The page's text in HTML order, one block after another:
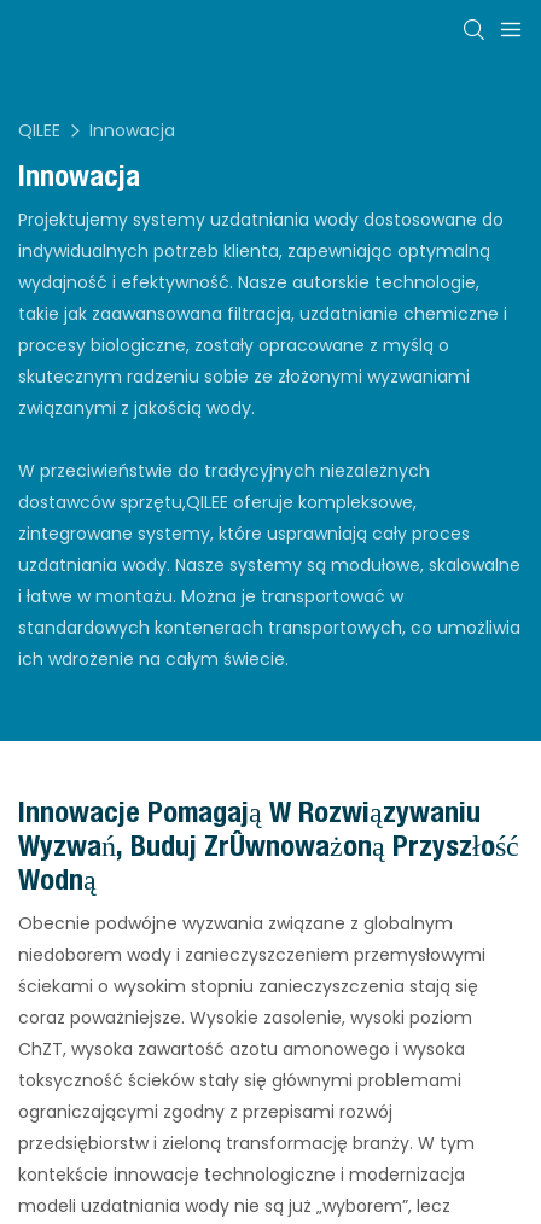
QILEE Innowacja
Innowacja
Projektujemy systemy uzdatniania wody dostosowane do
indywidualnych potrzeb klienta, zapewniając optymalną
wydajność i efektywność. Nasze autorskie technologie,
takie jak zaawansowana filtracja, uzdatnianie chemiczne i
procesy biologiczne, zostały opracowane z myślą o
skutecznym radzeniu sobie ze złożonymi wyzwaniami
związanymi z jakością wody.
W przeciwieństwie do tradycyjnych niezależnych
dostawców sprzętu,QILEE oferuje kompleksowe,
zintegrowane systemy, które usprawniają cały proces
uzdatniania wody. Nasze systemy są modułowe, skalowalne
i łatwe w montażu. Można je transportować w
standardowych kontenerach transportowych, co umożliwia
ich wdrożenie na całym świecie.
Innowacje Pomagają W Rozwiązywaniu
Wyzwań, Buduj Zrównoważoną Przyszłość
Wodną
Obecnie podwójne wyzwania związane z globalnym
niedoborem wody i zanieczyszczeniem przemysłowymi
ściekami o wysokim stopniu zanieczyszczenia stają się
coraz poważniejsze. Wysokie zasolenie, wysoki poziom
ChZT, wysoka zawartość azotu amonowego i wysoka
toksyczność ścieków stały się głównymi problemami
ograniczającymi zgodny z przepisami rozwój
przedsiębiorstw i zieloną transformację branży. W tym
kontekście innowacje technologiczne i modernizacja
modeli uzdatniania wody nie są już „wyborem”, lecz